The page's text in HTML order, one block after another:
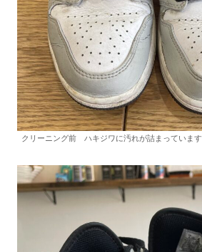
クリーニング前 ハキジワに汚れが詰まっています